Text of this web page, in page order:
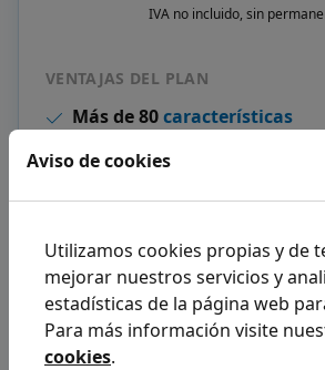
IVA no incluido, sin
VENTAJAS DEL PLAN
Más de 80características
Hasta5usuarios
Recordatorios por email,
Firma digital de RGPD y
Historia clínica personalizada
Aviso de cookies
Utilizamos cookies propias y de
mejorar nuestros servicios y
estadísticas de la página web
Para más información visite
cookies.